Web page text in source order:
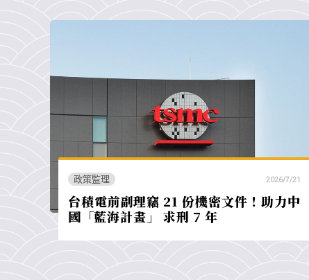
政策監理 2026/7/21
台積電前副理竊 21 份機密文件！助力中
國「藍海計畫」 求刑 7 年